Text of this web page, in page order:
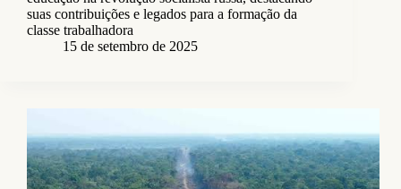
suas contribuições e legados para a formação da
classe trabalhadora
15 de setembro de 2025